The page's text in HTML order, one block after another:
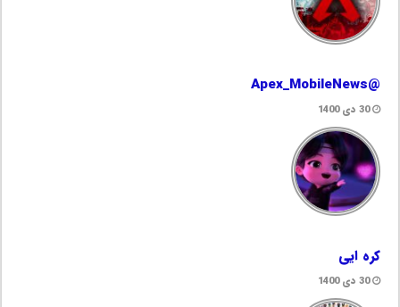
@Apex_MobileNews
30 دی 1400
کره ایی
30 دی 1400